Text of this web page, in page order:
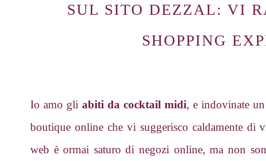
SUL SITO DEZZAL: VI
SHOPPING
Io amo gli abiti da cocktail midi, e indovinate
boutique online che vi suggerisco caldamente di
web è ormai saturo di negozi online, ma non